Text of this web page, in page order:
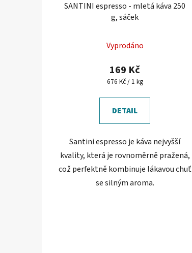
SANTINI espresso - mletá káva 250
g, sáček
hodnocení
produktu
je
z
Vyprodáno
169 Kč
Měrná
676 Kč / 1 kg
DETAIL
Santini espresso je káva nejvyšší
kvality, která je rovnoměrně pražená,
což perfektně kombinuje lákavou chuť
se silným aroma.